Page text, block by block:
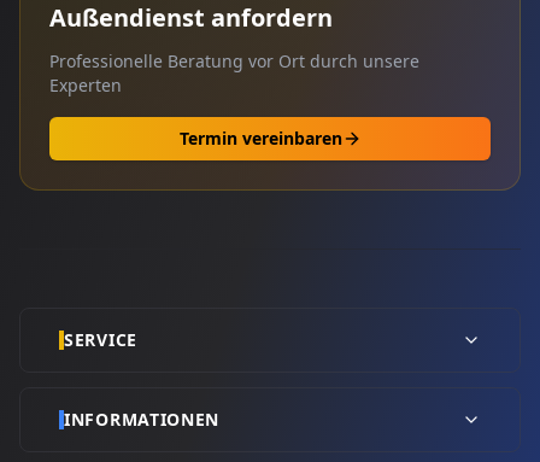
Außendienst anfordern
Professionelle Beratung vor Ort durch unsere
Experten
Termin vereinbaren
SERVICE
INFORMATIONEN